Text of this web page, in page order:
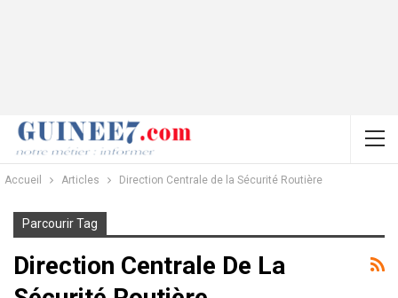
Accueil Articles Direction Centrale de la Sécurité Routière
Parcourir Tag
Direction Centrale De La